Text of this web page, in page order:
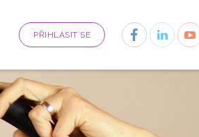
PŘIHLÁSIT SE